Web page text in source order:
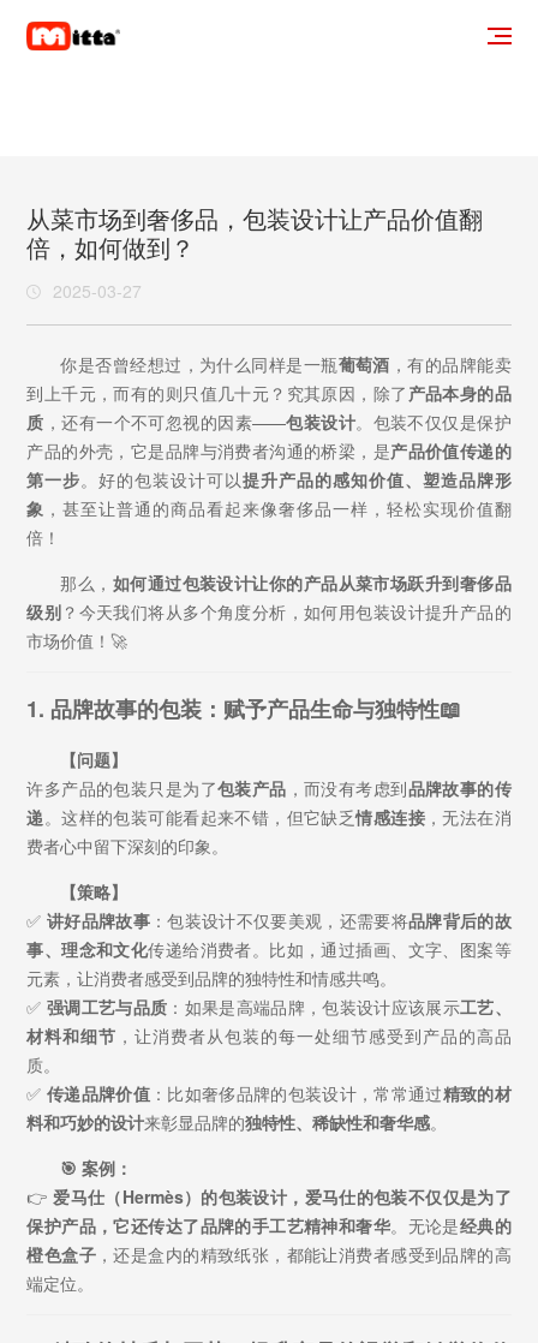
从菜市场到奢侈品，包装设计让产品价值翻
倍，如何做到？
2025-03-27
你是否曾经想过，为什么同样是一瓶葡萄酒 ，有的品牌能卖
到上千元，而有的则只值几十元？究其原因，除了 产品本身的品
质 ，还有一个不可忽视的因素——包装设计。包装不仅仅是保护
产品的外壳，它是品牌与消费者沟通的桥梁，是产品价值传递的
第一步。好的包装设计可以提升产品的感知价值、塑造品牌形
象 ，甚至让普通的商品看起来像奢侈品一样，轻松实现价值翻
倍！
那么， 如何通过包装设计让你的产品从菜市场跃升到奢侈品
级别 ？今天我们将从多个角度分析，如何用包装设计提升产品的
市场价值！🚀
1. 品牌故事的包装：赋予产品生命与独特性📖
【问题】
许多产品的包装只是为了包装产品 ，而没有考虑到品牌故事的传
递。这样的包装可能看起来不错，但它缺乏情感连接，无法在消
费者心中留下深刻的印象。
【策略】
✅讲好品牌故事 ：包装设计不仅要美观，还需要将品牌背后的故
事、理念和文化传递给消费者。比如，通过插画、文字、图案等
元素，让消费者感受到品牌的独特性和情感共鸣。
✅强调工艺与品质 ：如果是高端品牌，包装设计应该展示工艺、
材料和细节 ，让消费者从包装的每一处细节感受到产品的高品
质。
✅传递品牌价值 ：比如奢侈品牌的包装设计，常常通过精致的材
料和巧妙的设计来彰显品牌的独特性、稀缺性和奢华感。
🎯 案例：
👉爱马仕（Hermès） 的包装设计，爱马仕的包装不仅仅是为了
保护产品，它还传达了品牌的手工艺精神和奢华。无论是经典的
橙色盒子 ，还是盒内的精致纸张，都能让消费者感受到品牌的高
端定位。